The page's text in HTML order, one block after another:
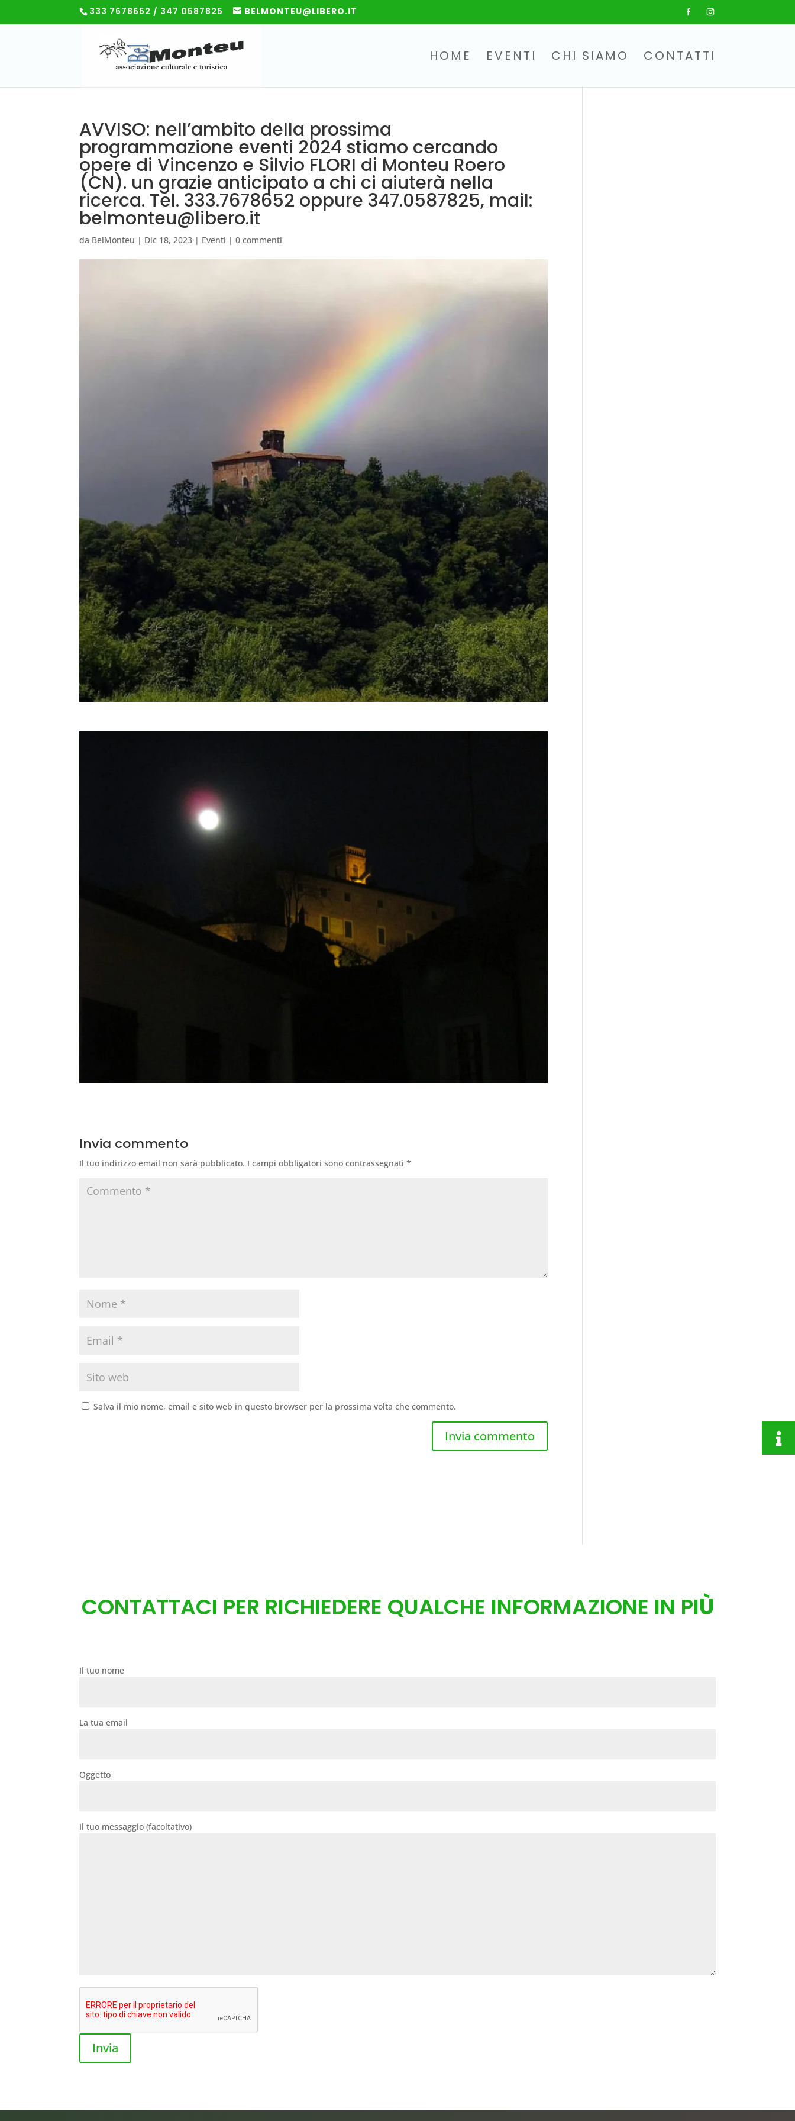
333 7678652 / 347 0587825 BELMONTEU@LIBERO.IT
HOME EVENTI CHI SIAMO CONTATTI
AVVISO: nell’ambito della prossima
programmazione eventi 2024 stiamo cercando
opere di Vincenzo e Silvio FLORI di Monteu Roero
(CN). un grazie anticipato a chi ci aiuterà nella
ricerca. Tel. 333.7678652 oppure 347.0587825, mail:
belmonteu@libero.it
da BelMonteu | Dic 18, 2023 | Eventi |0 commenti
Invia commento
Il tuo indirizzo email non sarà pubblicato. I campi obbligatori sono contrassegnati*
Salva il mio nome, email e sito web in questo browser per la prossima volta che commento.
CONTATTACI PER RICHIEDERE QUALCHE INFORMAZIONE IN PIÙ
Il tuo nome
La tua email
Oggetto
Il tuo messaggio (facoltativo)
Invia